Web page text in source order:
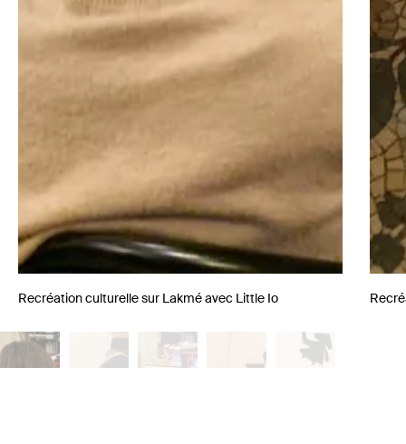
Recréation culturelle sur Lakmé avec Little Io